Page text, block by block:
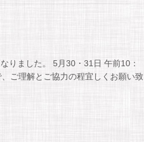
りました。 5月30・31日 午前10：
ご理解とご協力の程宜しくお願い致